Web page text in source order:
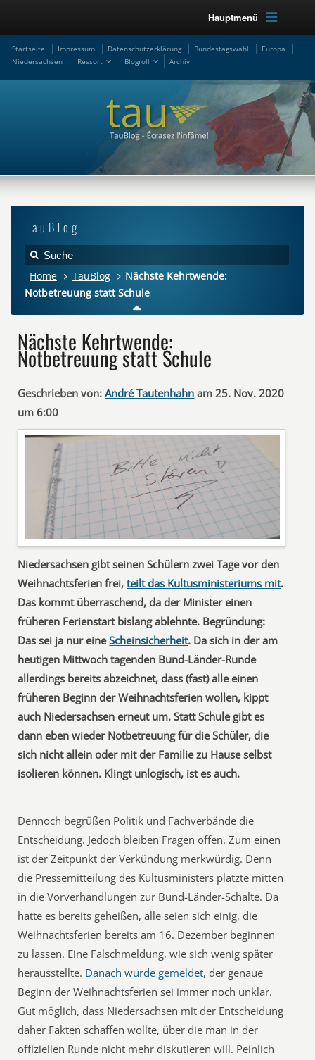
Hauptmenü
Startseite Impressum Datenschutzerklärung Bundestagswahl
Europa
Niedersachsen
Ressort Blogroll Archiv
TauBlog
Home TauBlog
Nächste Kehrtwende:
Notbetreuung statt Schule
Nächste Kehrtwende:
Notbetreuung statt Schule
Geschrieben von: André Tautenhahn am 25. Nov. 2020
um 6:00
Niedersachsen gibt seinen Schülern zwei Tage vor den
Weihnachtsferien frei,teilt das Kultusministeriums mit.
Das kommt überraschend, da der Minister einen
früheren Ferienstart bislang ablehnte. Begründung:
Das sei ja nur eineScheinsicherheit. Da sich in der am
heutigen Mittwoch tagenden Bund-Länder-Runde
allerdings bereits abzeichnet, dass (fast) alle einen
früheren Beginn der Weihnachtsferien wollen, kippt
auch Niedersachsen erneut um. Statt Schule gibt es
dann eben wieder Notbetreuung für die Schüler, die
sich nicht allein oder mit der Familie zu Hause selbst
isolieren können. Klingt unlogisch, ist es auch.
Dennoch begrüßen Politik und Fachverbände die
Entscheidung. Jedoch bleiben Fragen offen. Zum einen
ist der Zeitpunkt der Verkündung merkwürdig. Denn
die Pressemitteilung des Kultusministers platzte mitten
in die Vorverhandlungen zur Bund-Länder-Schalte. Da
hatte es bereits geheißen, alle seien sich einig, die
Weihnachtsferien bereits am 16. Dezember beginnen
zu lassen. Eine Falschmeldung, wie sich wenig später
herausstellte. Danach wurde gemeldet, der genaue
Beginn der Weihnachtsferien sei immer noch unklar.
Gut möglich, dass Niedersachsen mit der Entscheidung
daher Fakten schaffen wollte, über die man in der
offiziellen Runde nicht mehr diskutieren will. Peinlich